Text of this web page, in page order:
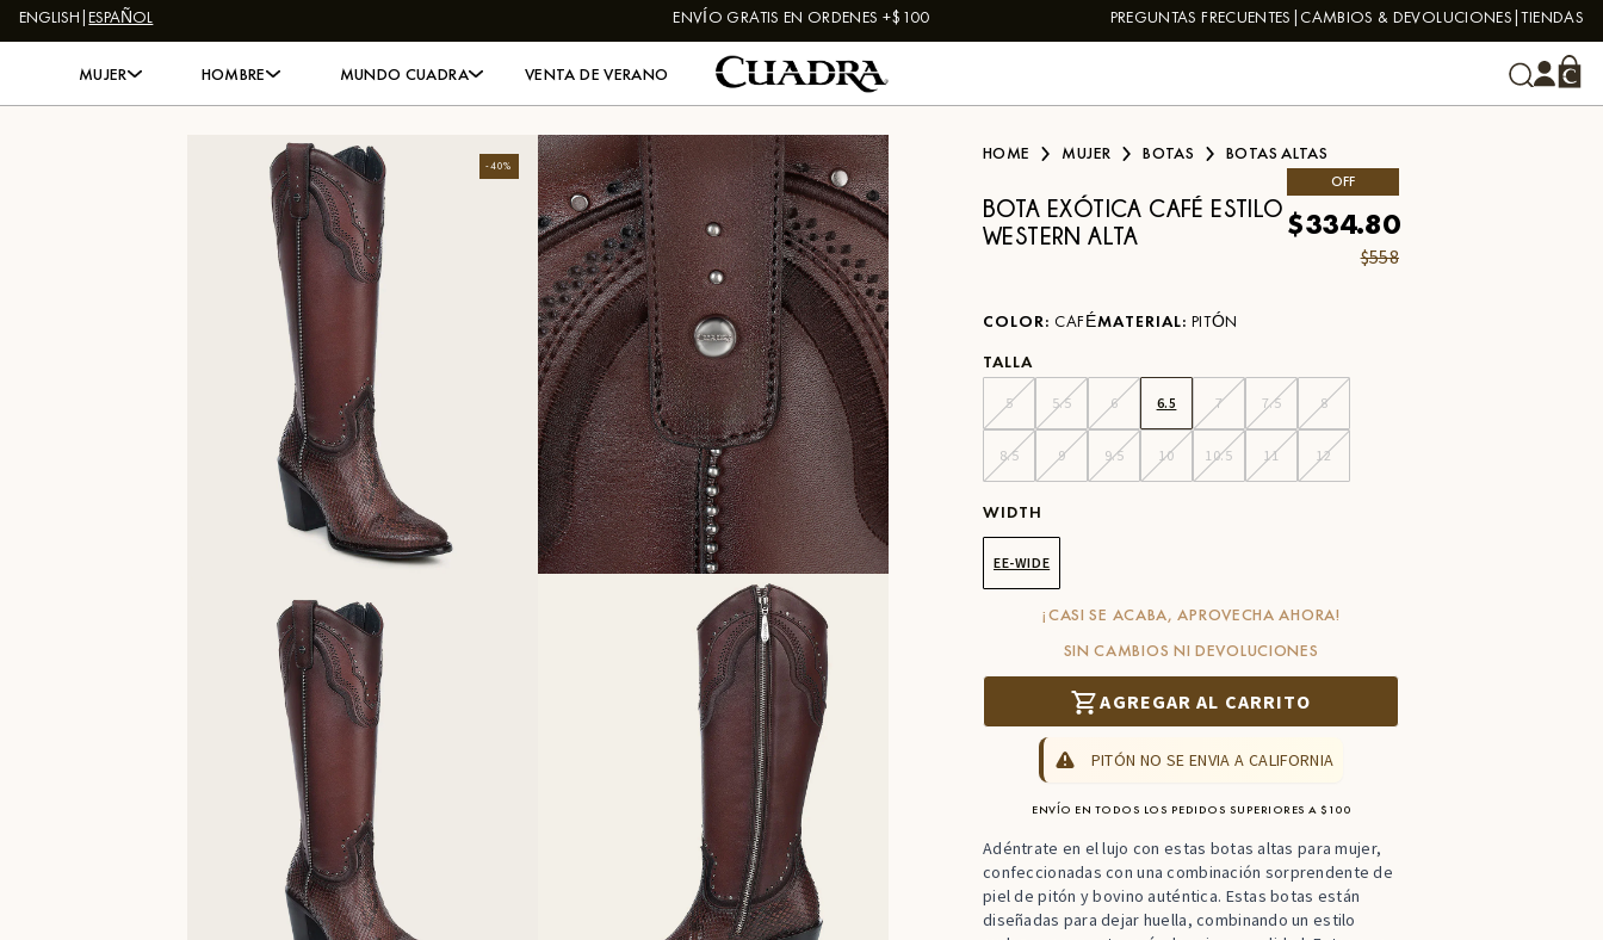
Skip to content
ENGLISH|ESPAÑOL ENVÍO GRATIS EN ORDENES +$100 PREGUNTAS FRECUENTES CAMBIOS & DEVOLUCIONES TIENDAS
MUJER HOMBRE MUNDO CUADRA VENTA DE VERANO
-40%
HOME MUJER BOTAS BOTAS ALTAS
BOTA EXÓTICA CAFÉ ESTILO
WESTERN ALTA
OFF
$334.80
$558
COLOR: CAFÉMATERIAL: PITÓN
TALLA
5 5.5 6 6.5 7 7.5 8
8.5 9 9.5 10 10.5 11 12
WIDTH
EE-WIDE
¡CASI SE ACABA, APROVECHA AHORA!
SIN CAMBIOS NI DEVOLUCIONES
AGREGAR AL CARRITO
PITÓN NO SE ENVIA A CALIFORNIA
ENVÍO EN TODOS LOS PEDIDOS SUPERIORES A $100
Adéntrate en el lujo con estas botas altas para mujer,
confeccionadas con una combinación sorprendente de
piel de pitón y bovino auténtica. Estas botas están
diseñadas para dejar huella, combinando un estilo